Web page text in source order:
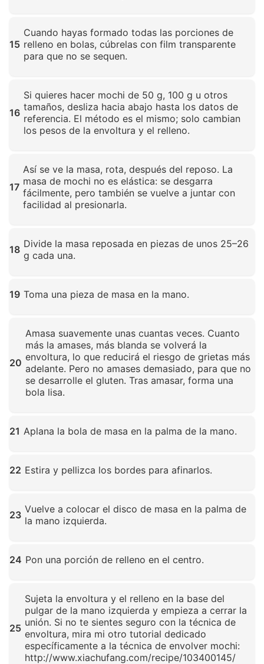
15
Cuando hayas formado todas las porciones de
relleno en bolas, cúbrelas con film transparente
para que no se sequen.
16
Si quieres hacer mochi de 50 g, 100 g u otros
tamaños, desliza hacia abajo hasta los datos de
referencia. El método es el mismo; solo cambian
los pesos de la envoltura y el relleno.
17
Así se ve la masa, rota, después del reposo. La
masa de mochi no es elástica: se desgarra
fácilmente, pero también se vuelve a juntar con
facilidad al presionarla.
18 Divide la masa reposada en piezas de unos 25–26
g cada una.
19 Toma una pieza de masa en la mano.
20
Amasa suavemente unas cuantas veces. Cuanto
más la amases, más blanda se volverá la
envoltura, lo que reducirá el riesgo de grietas más
adelante. Pero no amases demasiado, para que no
se desarrolle el gluten. Tras amasar, forma una
bola lisa.
21 Aplana la bola de masa en la palma de la mano.
22 Estira y pellizca los bordes para afinarlos.
23 Vuelve a colocar el disco de masa en la palma de
la mano izquierda.
24 Pon una porción de relleno en el centro.
25
Sujeta la envoltura y el relleno en la base del
pulgar de la mano izquierda y empieza a cerrar la
unión. Si no te sientes seguro con la técnica de
envoltura, mira mi otro tutorial dedicado
específicamente a la técnica de envolver mochi:
http://www.xiachufang.com/recipe/103400145/